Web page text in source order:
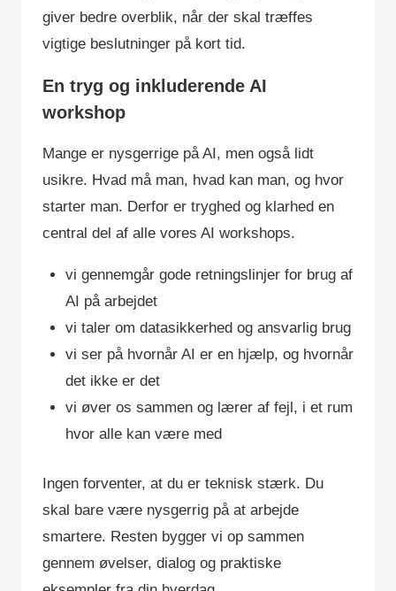
giver bedre overblik, når der skal træffes
vigtige beslutninger på kort tid.
En tryg og inkluderende AI
workshop
Mange er nysgerrige på AI, men også lidt
usikre. Hvad må man, hvad kan man, og hvor
starter man. Derfor er tryghed og klarhed en
central del af alle vores AI workshops.
vi gennemgår gode retningslinjer for brug af
AI på arbejdet
vi taler om datasikkerhed og ansvarlig brug
vi ser på hvornår AI er en hjælp, og hvornår
det ikke er det
vi øver os sammen og lærer af fejl, i et rum
hvor alle kan være med
Ingen forventer, at du er teknisk stærk. Du
skal bare være nysgerrig på at arbejde
smartere. Resten bygger vi op sammen
gennem øvelser, dialog og praktiske